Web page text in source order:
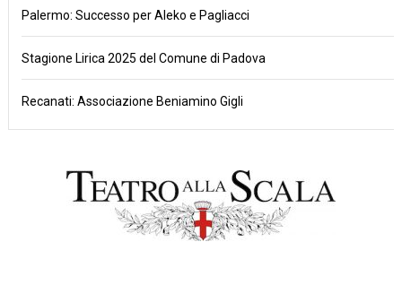
Palermo: Successo per Aleko e Pagliacci
Stagione Lirica 2025 del Comune di Padova
Recanati: Associazione Beniamino Gigli